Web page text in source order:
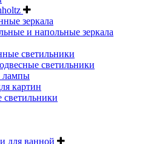
зеркала
и напольные зеркала
светильники
светильники
лампы
картин
для ванной